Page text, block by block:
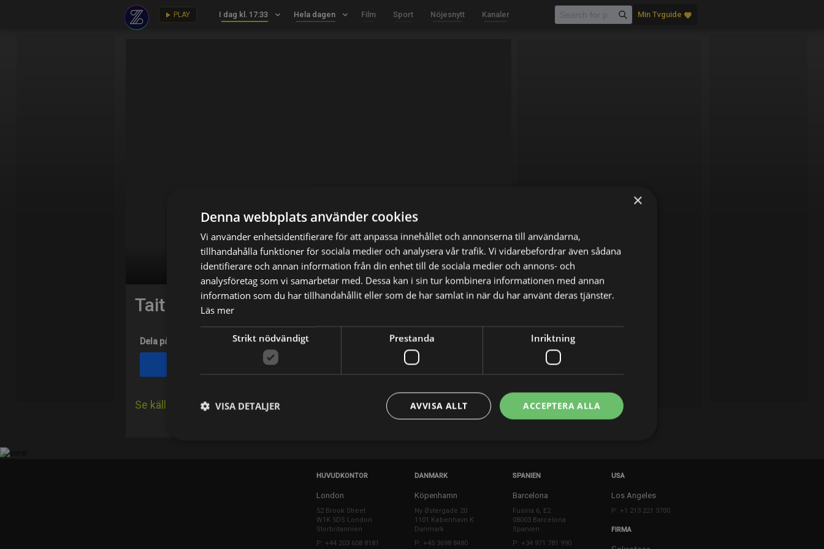
play_arrow PLAY I dag kl. 17:33 keyboard_arrow_down Hela dagen keyboard_arrow_down Film Sport Nöjesnytt Kanaler Min Tvguide favorite
Tait Blum
Dela på
Se källa på IMDb
HUVUDKONTOR
London
52 Brook Street
W1K 5DS London
Storbritannien
P: +44 203 608 8181
DANMARK
Köpenhamn
Ny Østergade 20
1101 København K
Danmark
P: +45 3698 8480
SPANIEN
Barcelona
Fusina 6, E2
08003 Barcelona
Spanien
P: +34 971 781 990
USA
Los Angeles
P: +1 213 221 3700
FIRMA
×
Denna webbplats använder cookies
Vi använder enhetsidentifierare för att anpassa innehållet och annonserna till användarna,
tillhandahålla funktioner för sociala medier och analysera vår trafik. Vi vidarebefordrar även sådana
identifierare och annan information från din enhet till de sociala medier och annons- och
analysföretag som vi samarbetar med. Dessa kan i sin tur kombinera informationen med annan
information som du har tillhandahållit eller som de har samlat in när du har använt deras tjänster.
Läs mer
Strikt nödvändigt Prestanda Inriktning
ACCEPTERA ALLA
AVVISA ALLT
VISA DETALJER